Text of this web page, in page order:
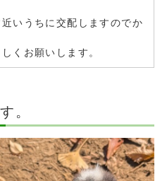
いうちに交配しますのでか
くお願いします。
。